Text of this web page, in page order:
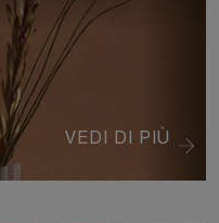
VEDI DI PIÙ